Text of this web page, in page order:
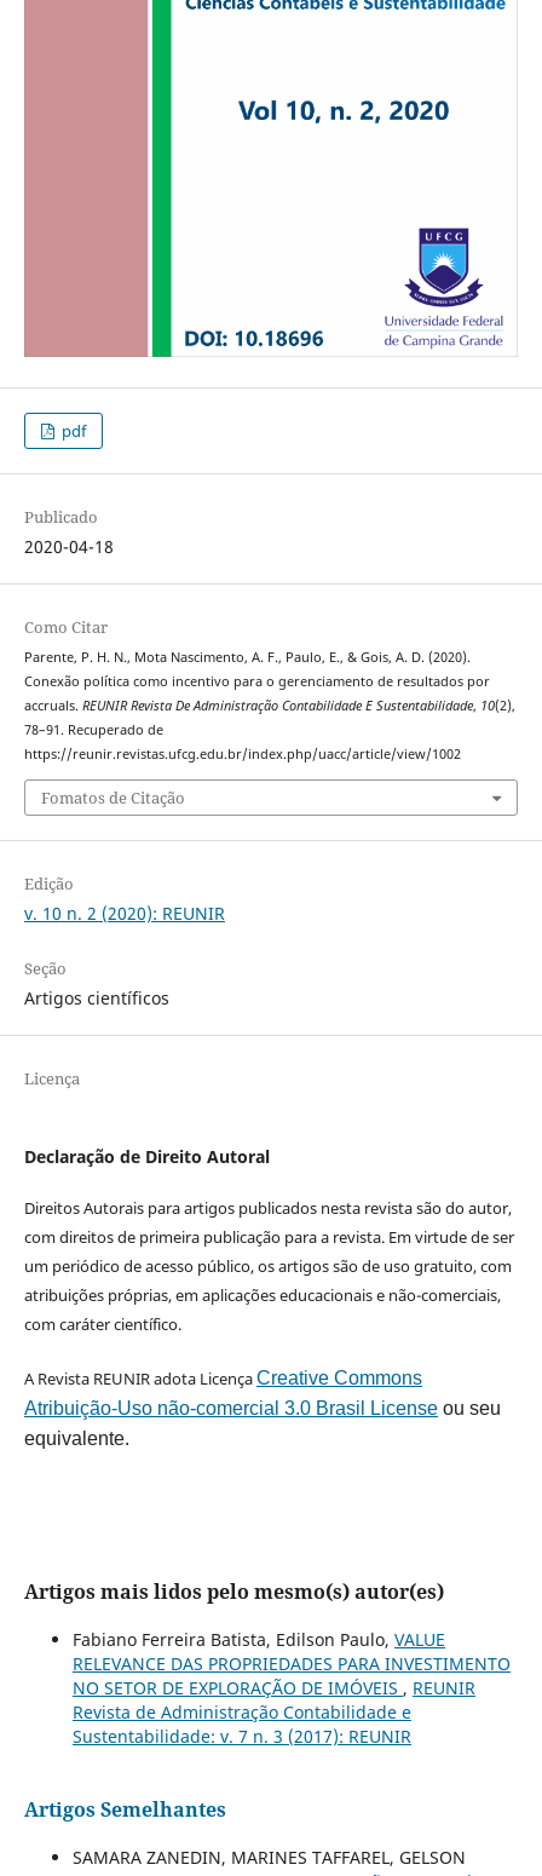
pdf
Publicado
2020-04-18
Como Citar
Parente, P. H. N., Mota Nascimento, A. F., Paulo, E., & Gois, A. D. (2020).
Conexão política como incentivo para o gerenciamento de resultados por
accruals. REUNIR Revista De Administração Contabilidade E Sustentabilidade, 10(2),
78–91. Recuperado de
https://reunir.revistas.ufcg.edu.br/index.php/uacc/article/view/1002
Fomatos de Citação
Edição
v. 10 n. 2 (2020): REUNIR
Seção
Artigos científicos
Licença
Declaração de Direito Autoral
Direitos Autorais para artigos publicados nesta revista são do autor,
com direitos de primeira publicação para a revista. Em virtude de ser
um periódico de acesso público, os artigos são de uso gratuito, com
atribuições próprias, em aplicações educacionais e não-comerciais,
com caráter científico.
A Revista REUNIR adota LicençaCreative Commons
Atribuição-Uso não-comercial 3.0 Brasil Licenseou seu
equivalente.
Artigos mais lidos pelo mesmo(s) autor(es)
Fabiano Ferreira Batista, Edilson Paulo, VALUE
RELEVANCE DAS PROPRIEDADES PARA INVESTIMENTO
NO SETOR DE EXPLORAÇÃO DE IMÓVEIS , REUNIR
Revista de Administração Contabilidade e
Sustentabilidade: v. 7 n. 3 (2017): REUNIR
Artigos Semelhantes
SAMARA ZANEDIN, MARINES TAFFAREL, GELSON